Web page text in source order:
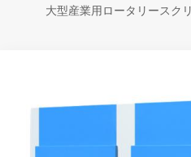
大型産業用ロータリースク